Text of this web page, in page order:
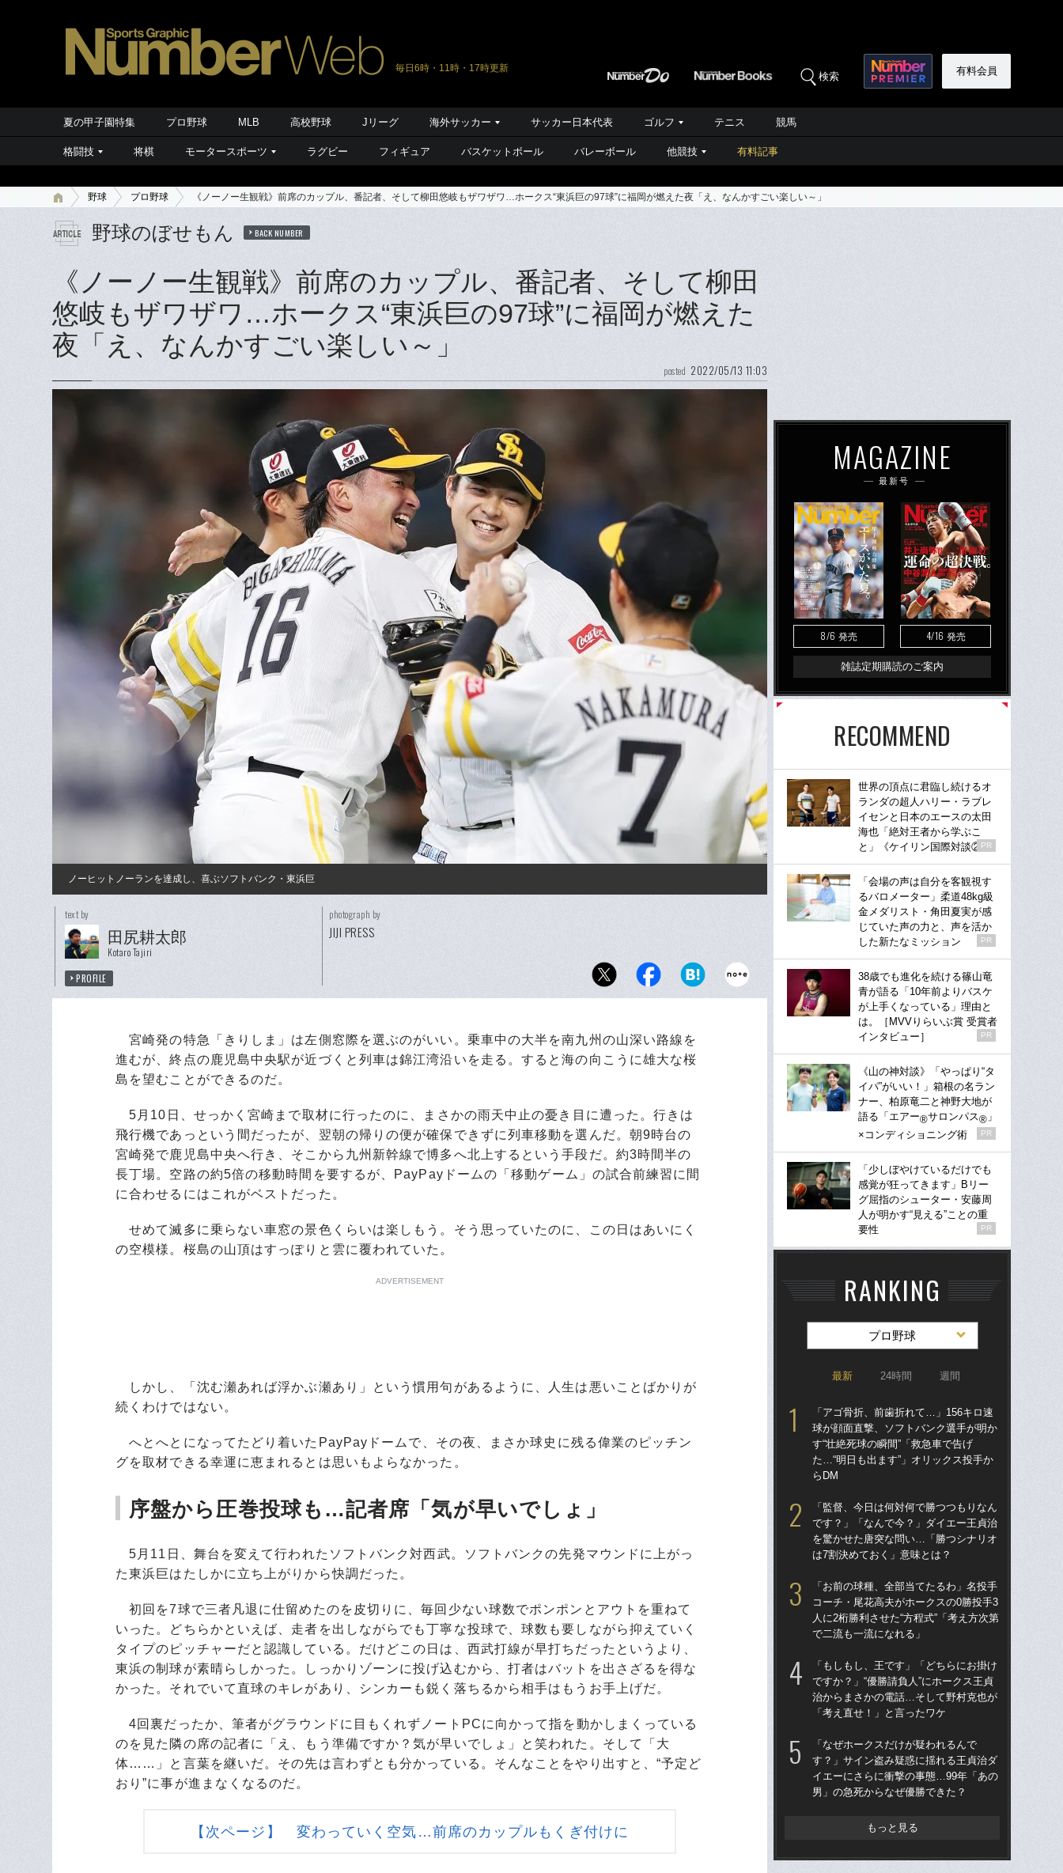
毎日6時・11時・17時更新
検索 有料会員
夏の甲子園特集 プロ野球 MLB 高校野球 Jリーグ 海外サッカー サッカー日本代表 ゴルフ テニス 競馬
格闘技 将棋 モータースポーツ ラグビー フィギュア バスケットボール バレーボール 他競技 有料記事
野球 プロ野球 《ノーノー生観戦》前席のカップル、番記者、そして柳田悠岐もザワザワ…ホークス“東浜巨の97球”に福岡が燃えた夜「え、なんかすごい楽しい～」
野球のぼせもん BACK NUMBER
《ノーノー生観戦》前席のカップル、番記者、そして柳田
悠岐もザワザワ…ホークス“東浜巨の97球”に福岡が燃えた
夜「え、なんかすごい楽しい～」
posted 2022/05/13 11:03
ノーヒットノーランを達成し、喜ぶソフトバンク・東浜巨
text by
田尻耕太郎
Kotaro Tajiri
PROFILE
photograph by
JIJI PRESS
宮崎発の特急「きりしま」は左側窓際を選ぶのがいい。乗車中の大半を南九州の山深い路線を
進むが、終点の鹿児島中央駅が近づくと列車は錦江湾沿いを走る。すると海の向こうに雄大な桜
島を望むことができるのだ。
5月10日、せっかく宮崎まで取材に行ったのに、まさかの雨天中止の憂き目に遭った。行きは
飛行機であっという間だったが、翌朝の帰りの便が確保できずに列車移動を選んだ。朝9時台の
宮崎発で鹿児島中央へ行き、そこから九州新幹線で博多へ北上するという手段だ。約3時間半の
長丁場。空路の約5倍の移動時間を要するが、PayPayドームの「移動ゲーム」の試合前練習に間
に合わせるにはこれがベストだった。
せめて滅多に乗らない車窓の景色くらいは楽しもう。そう思っていたのに、この日はあいにく
の空模様。桜島の山頂はすっぽりと雲に覆われていた。
ADVERTISEMENT
しかし、「沈む瀬あれば浮かぶ瀬あり」という慣用句があるように、人生は悪いことばかりが
続くわけではない。
へとへとになってたどり着いたPayPayドームで、その夜、まさか球史に残る偉業のピッチン
グを取材できる幸運に恵まれるとは思いもよらなかった。
序盤から圧巻投球も…記者席「気が早いでしょ」
5月11日、舞台を変えて行われたソフトバンク対西武。ソフトバンクの先発マウンドに上がっ
た東浜巨はたしかに立ち上がりから快調だった。
初回を7球で三者凡退に仕留めたのを皮切りに、毎回少ない球数でポンポンとアウトを重ねて
いった。どちらかといえば、走者を出しながらでも丁寧な投球で、球数も要しながら抑えていく
タイプのピッチャーだと認識している。だけどこの日は、西武打線が早打ちだったというより、
東浜の制球が素晴らしかった。しっかりゾーンに投げ込むから、打者はバットを出さざるを得な
かった。それでいて直球のキレがあり、シンカーも鋭く落ちるから相手はもうお手上げだ。
4回裏だったか、筆者がグラウンドに目もくれずノートPCに向かって指を動かしまくっている
のを見た隣の席の記者に「え、もう準備ですか？気が早いでしょ」と笑われた。そして「大
体……」と言葉を継いだ。その先は言わずとも分かっている。そんなことをやり出すと、“予定ど
おり”に事が進まなくなるのだ。
【次ページ】 変わっていく空気…前席のカップルもくぎ付けに
MAGAZINE
最新号
8/6 発売 4/16 発売
雑誌定期購読のご案内
RECOMMEND
世界の頂点に君臨し続けるオ
ランダの超人ハリー・ラブレ
イセンと日本のエースの太田
海也「絶対王者から学ぶこ
と」《ケイリン国際対談②》
PR
「会場の声は自分を客観視す
るバロメーター」柔道48kg級
金メダリスト・角田夏実が感
じていた声の力と、声を活か
した新たなミッション
PR
38歳でも進化を続ける篠山竜
青が語る「10年前よりバスケ
が上手くなっている」理由と
は。［MVVりらいぶ賞 受賞者
インタビュー］
PR
《山の神対談》「やっぱり“タ
イパ”がいい！」箱根の名ラン
ナー、柏原竜二と神野大地が
語る「エアー®サロンパス® 」
×コンディショニング術
PR
「少しぼやけているだけでも
感覚が狂ってきます」Bリー
グ屈指のシューター・安藤周
人が明かす“見える”ことの重
要性
PR
RANKING
プロ野球
最新 24時間 週間
「アゴ骨折、前歯折れて…」156キロ速
球が顔面直撃、ソフトバンク選手が明か
す“壮絶死球の瞬間”「救急車で告げ
た…“明日も出ます”」オリックス投手か
らDM
「監督、今日は何対何で勝つつもりなん
です？」「なんで今？」ダイエー王貞治
を驚かせた唐突な問い…「勝つシナリオ
は7割決めておく」意味とは？
「お前の球種、全部当てたるわ」名投手
コーチ・尾花高夫がホークスの0勝投手3
人に2桁勝利させた“方程式”「考え方次第
で二流も一流になれる」
「もしもし、王です」「どちらにお掛け
ですか？」“優勝請負人”にホークス王貞
治からまさかの電話…そして野村克也が
「考え直せ！」と言ったワケ
「なぜホークスだけが疑われるんで
す？」サイン盗み疑惑に揺れる王貞治ダ
イエーにさらに衝撃の事態…99年「あの
男」の急死からなぜ優勝できた？
もっと見る